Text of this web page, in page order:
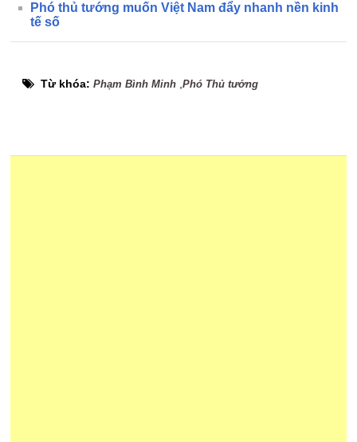
Phó thủ tướng muốn Việt Nam đẩy nhanh nền kinh
tế số
Từ khóa:Phạm Bình Minh ,Phó Thủ tướng